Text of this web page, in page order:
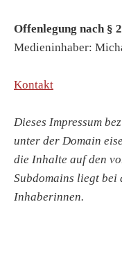
Offenlegung nach §
Medieninhaber:
Kontakt
Dieses Impressum
unter der Domain
die Inhalte auf den
Subdomains liegt
Inhaberinnen.